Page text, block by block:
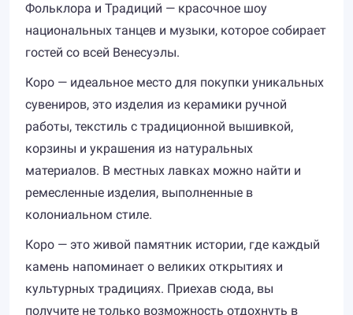
Фольклора и Традиций — красочное шоу
национальных танцев и музыки, которое собирает
гостей со всей Венесуэлы.
Коро — идеальное место для покупки уникальных
сувениров, это изделия из керамики ручной
работы, текстиль с традиционной вышивкой,
корзины и украшения из натуральных
материалов. В местных лавках можно найти и
ремесленные изделия, выполненные в
колониальном стиле.
Коро — это живой памятник истории, где каждый
камень напоминает о великих открытиях и
культурных традициях. Приехав сюда, вы
получите не только возможность отдохнуть в